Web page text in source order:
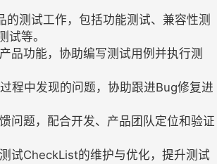
的测试工作，包括功能测试、兼容性测
试等。
品功能，协助编写测试用例并执行测
程中发现的问题，协助跟进Bug修复进
问题，配合开发、产品团队定位和验证
试CheckList的维护与优化，提升测试